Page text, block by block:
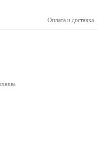
Оплата и доставка